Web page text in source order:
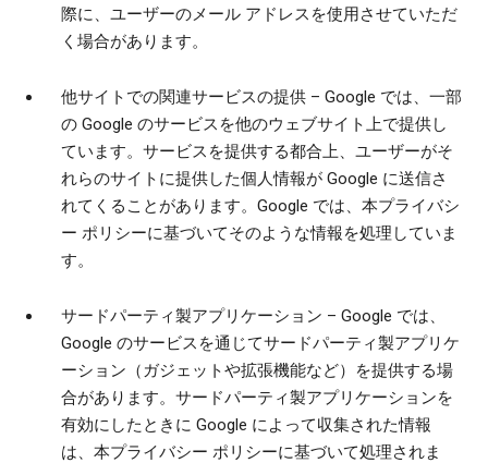
際に、ユーザーのメール アドレスを使用させていただ
く場合があります。
他サイトでの関連サービスの提供 – Google では、一部
の Google のサービスを他のウェブサイト上で提供し
ています。サービスを提供する都合上、ユーザーがそ
れらのサイトに提供した個人情報が Google に送信さ
れてくることがあります。Google では、本プライバシ
ー ポリシーに基づいてそのような情報を処理していま
す。
サードパーティ製アプリケーション – Google では、
Google のサービスを通じてサードパーティ製アプリケ
ーション（ガジェットや拡張機能など）を提供する場
合があります。サードパーティ製アプリケーションを
有効にしたときに Google によって収集された情報
は、本プライバシー ポリシーに基づいて処理されま